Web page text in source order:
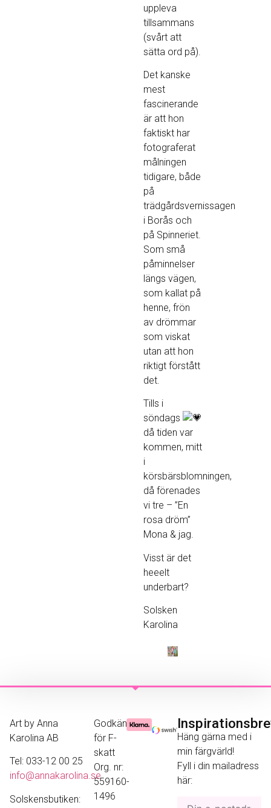
uppleva
tillsammans
(svårt att
sätta ord på).
Det kanske
mest
fascinerande
är att hon
faktiskt har
fotograferat
målningen
tidigare, både
på
trädgårdsvernissagen
i Borås och
på Spinneriet.
Som små
påminnelser
längs vägen,
som kallat på
henne, frön
av drömmar
som viskat
utan att hon
riktigt förstått
det.
Tills i
söndags
då tiden var
kommen, mitt
i
körsbärsblomningen,
då förenades
vi tre – ”En
rosa dröm”
Mona & jag.
Visst är det
heeelt
underbart?
Solsken
Karolina
Art by Anna
Karolina AB
Tel: 033-12 00 25
info@annakarolina.se
Solskensbutiken:
Godkänd
för F-
skatt
Org. nr:
559160-
1496
Häng gärna med i
min färgvärld!
Fyll i din mailadress
här: